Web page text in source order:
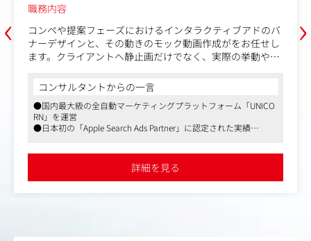
‹
職務内容
コンペや提案フェーズにおけるインタラクティブアドのバ
ナーデザインと、その動きのモック動画作成がをお任せし
ます。クライアントへ静止画だけでなく、実際の挙動や世
することで、受注の確率を最大化させる役割を担います。
※PV（プロモーションビデオ）などを制作するポジション
ではありません。
【担当業務】
コンサルタントからの一言
●国内最大級の全自動マーケティングプラットフォーム「UNICO
RN」を運営
●日本初の「Apple Search Ads Partner」に認定された実績
●フレックスタイム制やテレワーク、副業可能など柔軟な働き方
●ジョブローテーション制度でキャリアアップを支援
詳細を見る
›